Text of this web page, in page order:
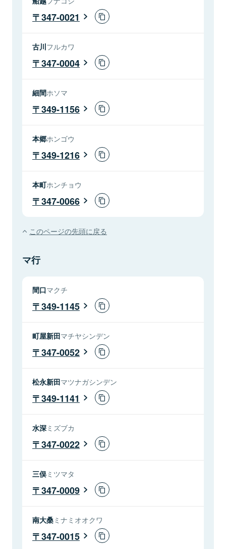
347-0021
古川フルカワ
347-0004
細間ホソマ
349-1156
本郷ホンゴウ
349-1216
本町ホンチョウ
347-0066
このページの先頭に戻る
マ行
間口マクチ
349-1145
町屋新田マチヤシンデン
347-0052
松永新田マツナガシンデン
349-1141
水深ミズブカ
347-0022
三俣ミツマタ
347-0009
南大桑ミナミオオクワ
347-0015